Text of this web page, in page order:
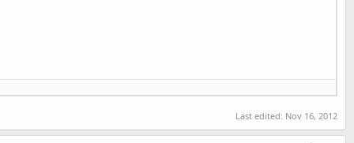
Last edited: Nov 16, 2012